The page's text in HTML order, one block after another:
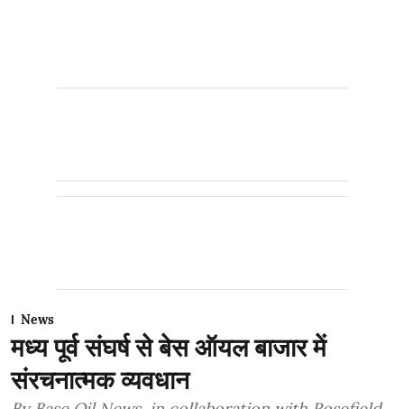
News
मध्य पूर्व संघर्ष से बेस ऑयल बाजार में
संरचनात्मक व्यवधान